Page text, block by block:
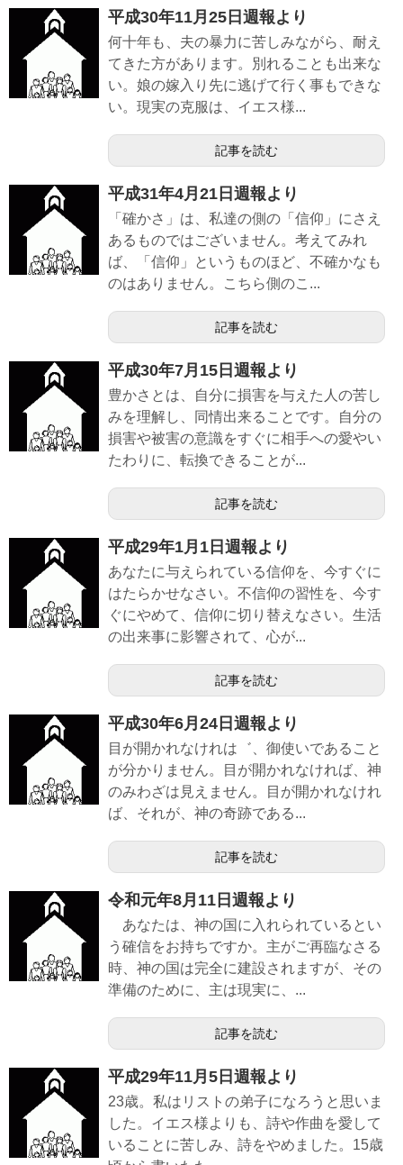
平成30年11月25日週報より
何十年も、夫の暴力に苦しみながら、耐え
てきた方があります。別れることも出来な
い。娘の嫁入り先に逃げて行く事もできな
い。現実の克服は、イエス様...
記事を読む
平成31年4月21日週報より
「確かさ」は、私達の側の「信仰」にさえ
あるものではございません。考えてみれ
ば、「信仰」というものほど、不確かなも
のはありません。こちら側のこ...
記事を読む
平成30年7月15日週報より
豊かさとは、自分に損害を与えた人の苦し
みを理解し、同情出来ることです。自分の
損害や被害の意識をすぐに相手への愛やい
たわりに、転換できることが...
記事を読む
平成29年1月1日週報より
あなたに与えられている信仰を、今すぐに
はたらかせなさい。不信仰の習性を、今す
ぐにやめて、信仰に切り替えなさい。生活
の出来事に影響されて、心が...
記事を読む
平成30年6月24日週報より
目が開かれなけれは゛、御使いであること
が分かりません。目が開かれなければ、神
のみわざは見えません。目が開かれなけれ
ば、それが、神の奇跡である...
記事を読む
令和元年8月11日週報より
あなたは、神の国に入れられているとい
う確信をお持ちですか。主がご再臨なさる
時、神の国は完全に建設されますが、その
準備のために、主は現実に、...
記事を読む
平成29年11月5日週報より
23歳。私はリストの弟子になろうと思いま
した。イエス様よりも、詩や作曲を愛して
いることに苦しみ、詩をやめました。15歳